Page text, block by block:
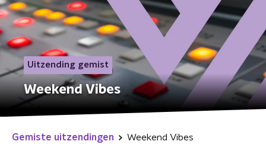
Uitzending gemist
Weekend Vibes
Gemiste uitzendingen Weekend Vibes